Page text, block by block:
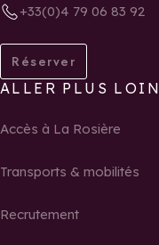
+33(0)4 79 06 83 92
Réserver
ALLER PLUS LOIN
Accès à La Rosière
Transports & mobilités
Recrutement